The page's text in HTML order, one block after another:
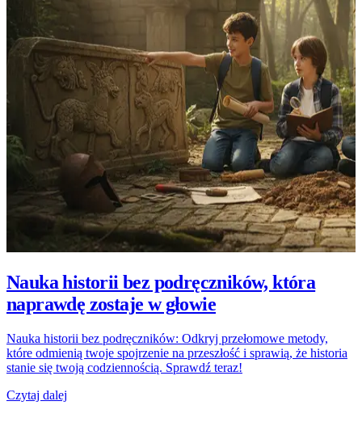
Nauka historii bez podręczników, która
naprawdę zostaje w głowie
Nauka historii bez podręczników: Odkryj przełomowe metody,
które odmienią twoje spojrzenie na przeszłość i sprawią, że historia
stanie się twoją codziennością. Sprawdź teraz!
Czytaj dalej